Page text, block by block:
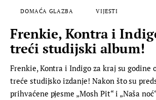
DOMAĆA GLAZBA VIJESTI
Frenkie, Kontra i
treći studijski album!
Frenkie, Kontra i Indigo za kraj su godine
treće studijsko izdanje! Nakon što su
prihvaćene pjesme „Mosh Pit“ i „Naša